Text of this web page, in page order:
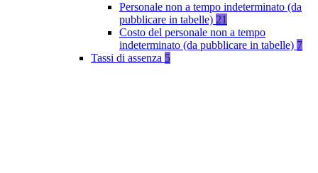
Personale non a tempo indeterminato (da
pubblicare in tabelle) 21
Costo del personale non a tempo
indeterminato (da pubblicare in tabelle) 7
Tassi di assenza 5